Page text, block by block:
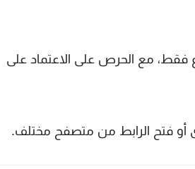
فقط، مع الحرص على الاعتماد على
أو فتح الرابط من متصفح مختلف.